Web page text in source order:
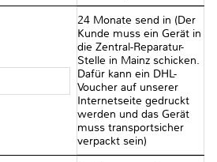
24 Monate send in (Der
Kunde muss ein Gerät in
die Zentral-Reparatur-
Stelle in Mainz schicken.
Dafür kann ein DHL-
Voucher auf unserer
Internetseite gedruckt
werden und das Gerät
muss transportsicher
verpackt sein)